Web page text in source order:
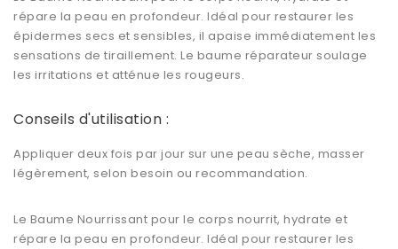
répare la peau en profondeur. Idéal pour restaurer les
épidermes secs et sensibles, il apaise immédiatement les
sensations de tiraillement. Le baume réparateur soulage
les irritations et atténue les rougeurs.
Conseils d'utilisation :
Appliquer deux fois par jour sur une peau sèche, masser
légèrement, selon besoin ou recommandation.
Le Baume Nourrissant pour le corps nourrit, hydrate et
répare la peau en profondeur. Idéal pour restaurer les